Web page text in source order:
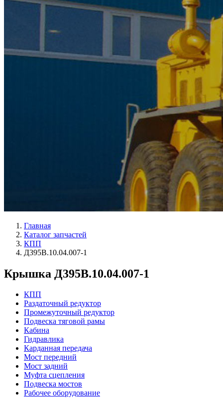
Главная
Каталог запчастей
КПП
Д395В.10.04.007-1
Крышка Д395В.10.04.007-1
КПП
Раздаточный редуктор
Промежуточный редуктор
Подвеска тяговой рамы
Кабина
Гидравлика
Карданная передача
Мост передний
Мост задний
Муфта сцепления
Подвеска мостов
Рабочее оборудование